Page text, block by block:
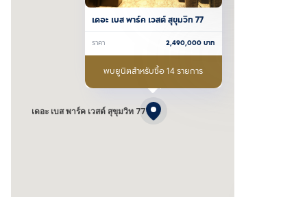
เดอะ เบส พาร์ค เวสต์ สุขุมวิท 77
เดอะ เบส พาร์ค เวสต์ สุขุมวิท 77
ราคา 2,490,000บาท
พบยูนิตสำหรับซื้อ 14 รายการ